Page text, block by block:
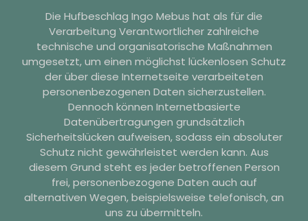
Die Hufbeschlag Ingo Mebus hat als für die
Verarbeitung Verantwortlicher zahlreiche
technische und organisatorische Maßnahmen
umgesetzt, um einen möglichst lückenlosen Schutz
der über diese Internetseite verarbeiteten
personenbezogenen Daten sicherzustellen.
Dennoch können Internetbasierte
Datenübertragungen grundsätzlich
Sicherheitslücken aufweisen, sodass ein absoluter
Schutz nicht gewährleistet werden kann. Aus
diesem Grund steht es jeder betroffenen Person
frei, personenbezogene Daten auch auf
alternativen Wegen, beispielsweise telefonisch, an
uns zu übermitteln.